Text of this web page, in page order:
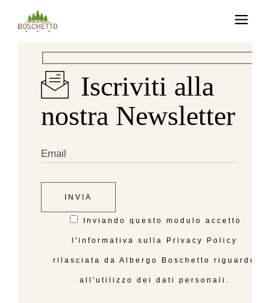
Iscriviti alla
nostra Newsletter
INVIA
Inviando questo modulo accetto
l'informativa sulla Privacy Policy
rilasciata da Albergo Boschetto riguardo
all'utilizzo dei dati personali.